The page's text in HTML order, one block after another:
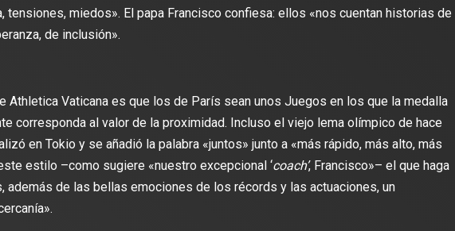
tensiones, miedos». El papa Francisco confiesa: ellos «nos cuentan historias de
de inclusión».
Athletica Vaticana es que los de París sean unos Juegos en los que la medalla
corresponda al valor de la proximidad. Incluso el viejo lema olímpico de hace
en Tokio y se añadió la palabra «juntos» junto a «más rápido, más alto, más
estilo –como sugiere «nuestro excepcional ‘coach’, Francisco»– el que haga
además de las bellas emociones de los récords y las actuaciones, un